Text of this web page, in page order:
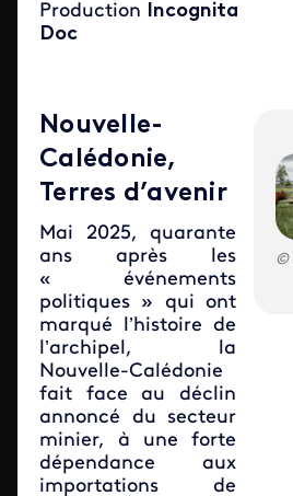
Production Incognita
Doc
Nouvelle-
Calédonie,
Terres d’avenir
Mai 2025, quarante
ans après les
« événements
politiques » qui ont
marqué l’histoire de
l’archipel, la
Nouvelle-Calédonie
fait face au déclin
annoncé du secteur
minier, à une forte
dépendance aux
importations de